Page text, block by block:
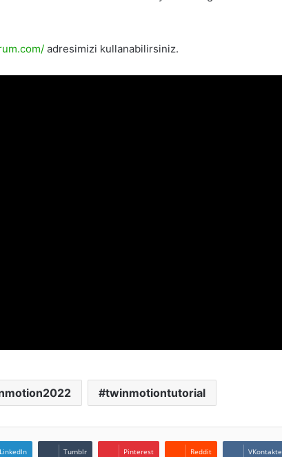
adresimizi kullanabilirsiniz.
twinmotiontutorial
LinkedIn Tumblr Pinterest Reddit VKontakte